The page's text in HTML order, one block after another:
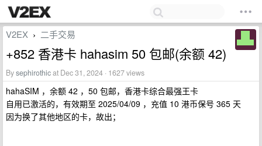
V2EX › 二手交易
+852 香港卡 hahasim 50 包邮(余额 42)
Bysephirothicat Dec 31, 2024 · 1627 views
hahaSIM ，余额 42 ，50 包邮，香港卡综合最强王卡
自用已激活的，有效期至 2025/04/09 ，充值 10 港币保号 365 天
因为换了其他地区的卡，故出；